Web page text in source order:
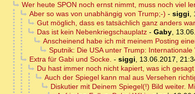
Wer heute SPON noch ernst nimmt, muss noch viel
Aber so was von unabhängig von Trump;-) - siggi,
Gut möglich, dass es tatsächlich ganz anders war
Das ist kein Nebenkriegschauplatz- Gaby,
Anscheinend habe ich mit meinem Posting
Sputnik: Die USA unter Trump:
Extra für Gabi und Socke. - siggi, 13.06.2017,
Du hast immer noch nicht kapiert, was ich
Auch der Spiegel kann mal aus Versehen
Diskutier mit Deinem Spiegel(!) Bild weiter.